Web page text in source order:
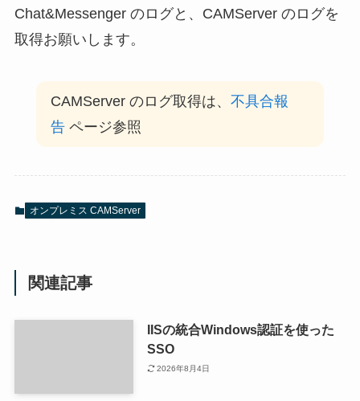
Chat&Messenger のログと、CAMServer のログを
取得お願いします。
CAMServer のログ取得は、 不具合報
告ページ参照
オンプレミス CAMServer
関連記事
IISの統合Windows認証を使った
SSO
2026年8月4日